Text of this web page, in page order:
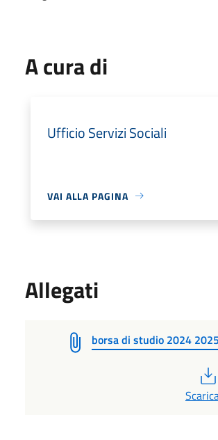
A cura di
Ufficio Servizi Sociali
VAI ALLA PAGINA
Allegati
borsa di studio 2024 2025